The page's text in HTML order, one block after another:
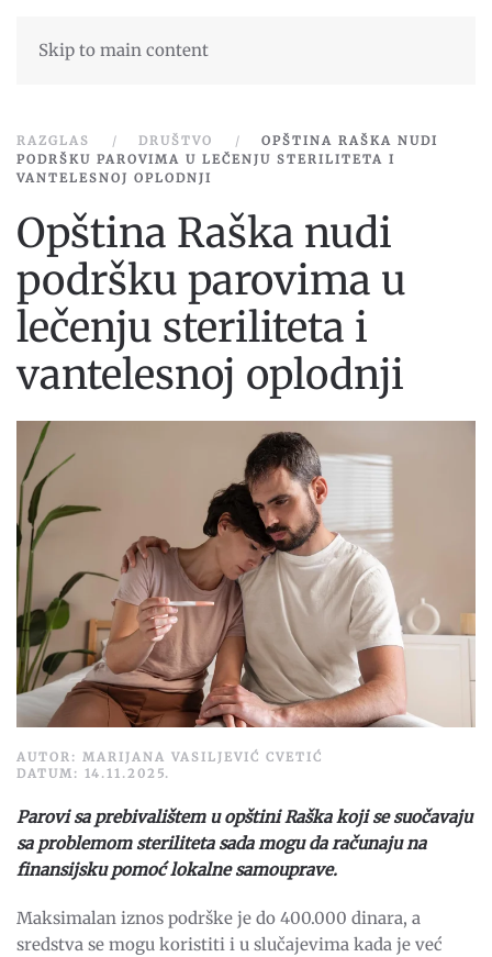
Skip to main content
RAZGLAS DRUŠTVO
OPŠTINA RAŠKA NUDI
PODRŠKU PAROVIMA U LEČENJU STERILITETA I
VANTELESNOJ OPLODNJI
Opština Raška nudi
podršku parovima u
lečenju steriliteta i
vantelesnoj oplodnji
AUTOR: MARIJANA VASILJEVIĆ CVETIĆ
DATUM: 14.11.2025.
Parovi sa prebivalištem u opštini Raška koji se suočavaju
sa problemom steriliteta sada mogu da računaju na
finansijsku pomoć lokalne samouprave.
Maksimalan iznos podrške je do 400.000 dinara, a
sredstva se mogu koristiti i u slučajevima kada je već